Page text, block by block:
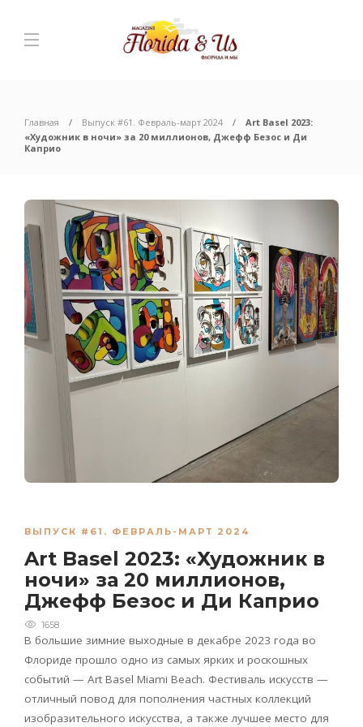
Главная Выпуск #61. Февраль-март 2024
Art Basel 2023:
«Художник в ночи» за 20 миллионов, Джефф Безос и Ди
Каприо
ВЫПУСК #61. ФЕВРАЛЬ-МАРТ 2024
Art Basel 2023: «Художник в
ночи» за 20 миллионов,
Джефф Безос и Ди Каприо
1658
В большие зимние выходные в декабре 2023 года во
Флориде прошло одно из самых ярких и роскошных
событий — Art Basel Miami Beach. Фестиваль искусств —
отличный повод для пополнения частных коллекций
изобразительного искусства, а также лучшее место для